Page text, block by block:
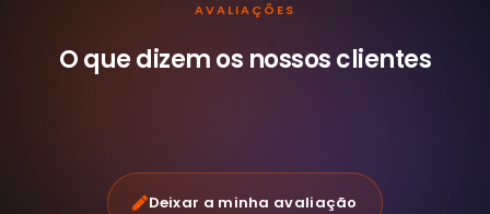
AVALIAÇÕES
O que dizem os nossosclientes
Deixar a minha avaliação